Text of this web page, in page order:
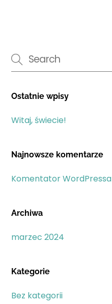
Ostatnie wpisy
Witaj, świecie!
Najnowsze komentarze
Komentator WordPressa
Archiwa
marzec 2024
Kategorie
Bez kategorii